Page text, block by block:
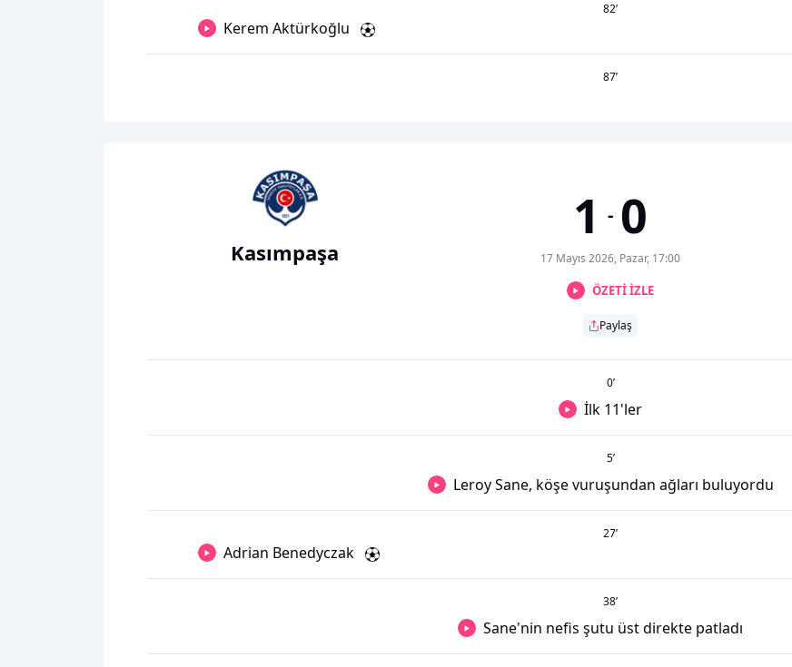
82’
Kerem Aktürkoğlu
87’
Kasımpaşa
1 - 0
17 Mayıs 2026, Pazar, 17:00
ÖZETİ İZLE
Paylaş
0’
İlk 11'ler
5’
Leroy Sane, köşe vuruşundan ağları buluyordu
27’
Adrian Benedyczak
38’
Sane'nin nefis şutu üst direkte patladı